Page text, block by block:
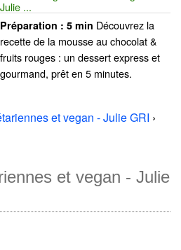
Julie ...
Préparation : 5 min Découvrez la
recette de la mousse au chocolat &
fruits rouges : un dessert express et
gourmand, prêt en 5 minutes.
et vegan - Julie GRI ›
et vegan - Julie